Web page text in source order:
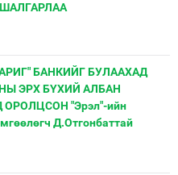
БАНКИЙГ БУЛААХАД
ЭРХ БҮХИЙ АЛБАН
"Эрэл"-ийн
Д.Отгонбаттай